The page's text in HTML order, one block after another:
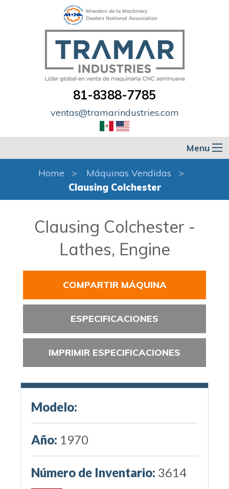
Miembro de la Machinery
Dealers National Association
81-8388-7785
ventas@tramarindustries.com
Menu
Home
Máquinas Vendidas
Clausing Colchester
Clausing Colchester -
Lathes, Engine
COMPARTIR MÁQUINA
ESPECIFICACIONES
IMPRIMIR ESPECIFICACIONES
Modelo:
Año: 1970
Número de Inventario: 3614